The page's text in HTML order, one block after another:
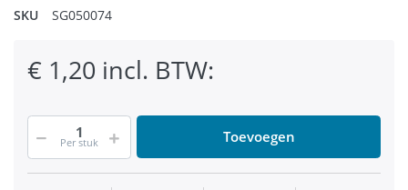
SKU
SG050074
€ 1,20 incl. BTW:
Per stuk Toevoegen